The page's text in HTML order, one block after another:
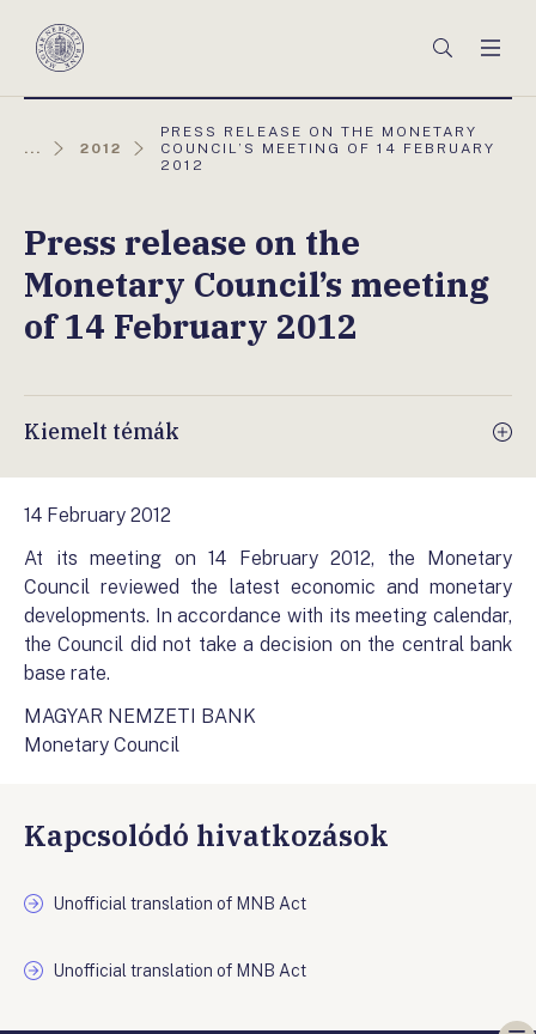
Magyar
Keresés
... 2012
AKTUÁLIS
OLDAL:
PRESS RELEASE ON THE MONETARY
COUNCIL’S MEETING OF 14 FEBRUARY
2012
Press release on the
Monetary Council’s meeting
of 14 February 2012
Kiemelt témák
14 February 2012
At its meeting on 14 February 2012, the Monetary
Council reviewed the latest economic and monetary
developments. In accordance with its meeting calendar,
the Council did not take a decision on the central bank
base rate.
MAGYAR NEMZETI BANK
Monetary Council
Kapcsolódó hivatkozások
Unofficial translation of MNB Act
Unofficial translation of MNB Act